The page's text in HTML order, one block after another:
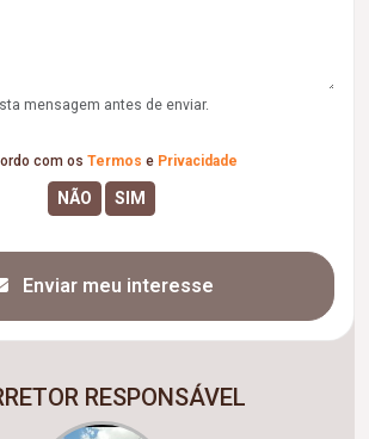
mensagem antes de enviar.
com os Termos e Privacidade
Enviar meu interesse
RESPONSÁVEL